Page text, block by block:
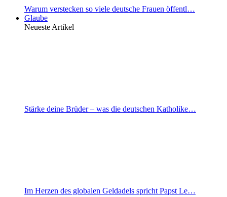
Warum verstecken so viele deutsche Frauen öffentl…
Glaube
Neueste Artikel
Stärke deine Brüder – was die deutschen Katholike…
Im Herzen des globalen Geldadels spricht Papst Le…